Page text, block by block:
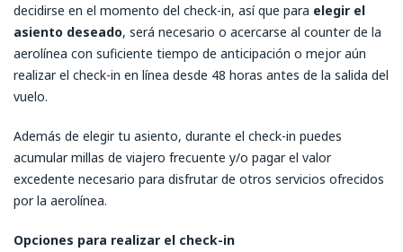
decidirse en el momento del check-in, así que para elegir el
asiento deseado, será necesario o acercarse al counter de la
aerolínea con suficiente tiempo de anticipación o mejor aún
realizar el check-in en línea desde 48 horas antes de la salida del
vuelo.
Además de elegir tu asiento, durante el check-in puedes
acumular millas de viajero frecuente y/o pagar el valor
excedente necesario para disfrutar de otros servicios ofrecidos
por la aerolínea.
Opciones para realizar el check-in